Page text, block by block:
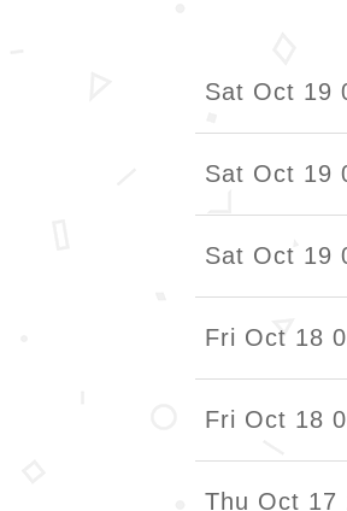
Sat Oct 19
Sat Oct 19
Sat Oct 19
Fri Oct 18
Fri Oct 18
Thu Oct 17